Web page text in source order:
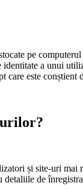
pe
a unui
care este
urilor?
și site-uri mai
detaliile de